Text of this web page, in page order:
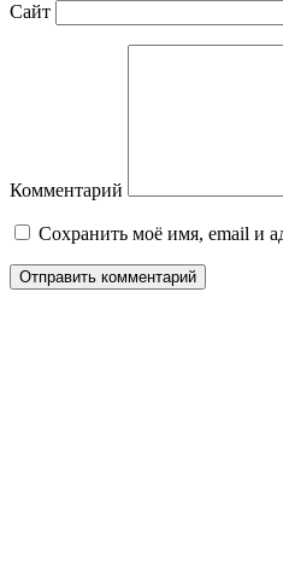
Сайт
Комментарий
Сохранить моё имя, email и